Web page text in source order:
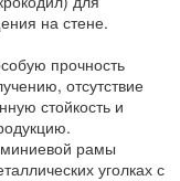
на стене.
прочность
отсутствие
стойкость и
рамы
уголках с